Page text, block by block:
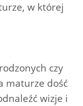
w której
czy
maturze dość
wizje i